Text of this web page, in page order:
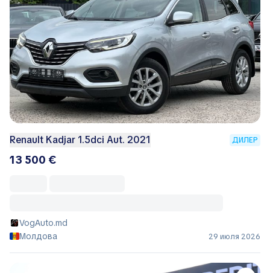
Renault Kadjar 1.5dci Aut. 2021 ДИЛЕР
13 500 €
VogAuto.md
Молдова
29 июля 2026